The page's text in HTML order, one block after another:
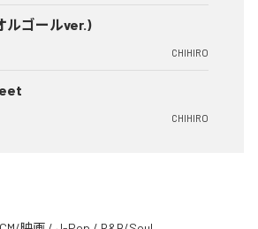
ルゴールver.)
CHIHIRO
CHIHIRO